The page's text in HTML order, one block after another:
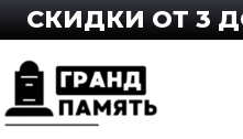
Перейти
к
содержимому
ОТ 3 ДО